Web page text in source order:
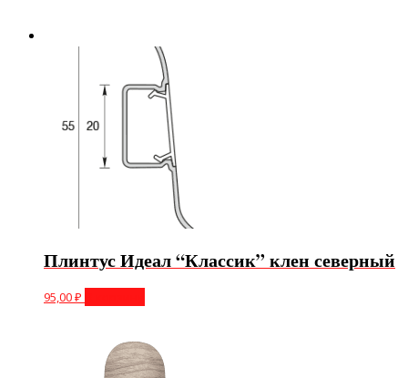
Плинтус Идеал “Классик” клен северный
95,00₽